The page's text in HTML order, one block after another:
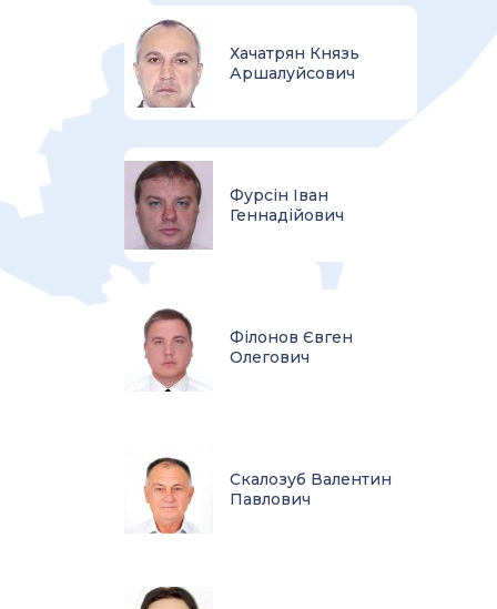
Хачатрян Князь
Аршалуйсович
Фурсін Іван
Геннадійович
Філонов Євген
Олегович
Скалозуб Валентин
Павлович